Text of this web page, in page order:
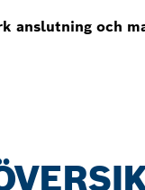
anslutning och